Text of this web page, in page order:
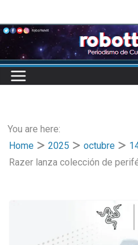
to
content
You are here:
Home
2025 octubre
Razer lanza colección de